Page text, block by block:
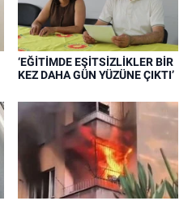
‘EĞİTİMDE EŞİTSİZLİKLER BİR
KEZ DAHA GÜN YÜZÜNE ÇIKTI’